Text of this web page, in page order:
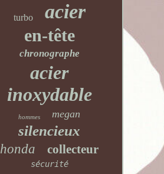
turbo acier
en-tête
chronographe
acier
inoxydable
hommes megan
silencieux
honda collecteur
sécurité